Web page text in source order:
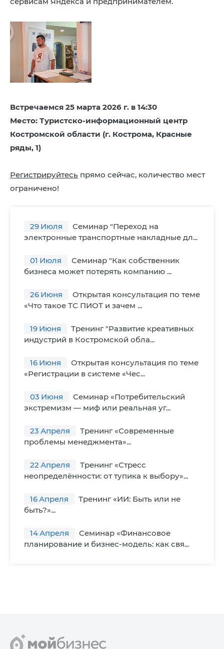
Встречаемся 25 марта 2026 г. в 14:30
Место: Туристско-информационный центр
Костромской области (г. Кострома, Красные
ряды, 1)
Регистрируйтесь прямо сейчас, количество мест
ограничено!
29 Июля
Семинар "Переход на
электронные транспортные накладные дл...
01 Июля
Семинар "Как собственник
бизнеса может потерять компанию ...
26 Июня
Открытая консультация по теме
«Что такое ТС ПИОТ и зачем ...
19 Июня
Тренинг "Развитие креативных
индустрий в Костромской обла...
16 Июня
Открытая консультация по теме
«Регистрации в системе «Чес...
03 Июня
Семинар «Потребительский
экстремизм — миф или реальная уг...
23 Апреля
Тренинг «Современные
проблемы менеджмента»...
22 Апреля
Тренинг «Стресс
неопределённости: от тупика к выбору»...
16Апреля
Тренинг «ИИ: Быть или не
быть?»...
14Апреля
Cеминар «Финансовое
планирование и бизнес-модель: как свя...